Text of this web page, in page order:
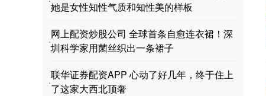
她是女性知性气质和知性美的样板
·
网上配资炒股公司 全球首条自愈连衣裙！深
圳科学家用菌丝织出一条裙子
·
联华证券配资APP 心动了好几年，终于住上
了这家大西北顶奢